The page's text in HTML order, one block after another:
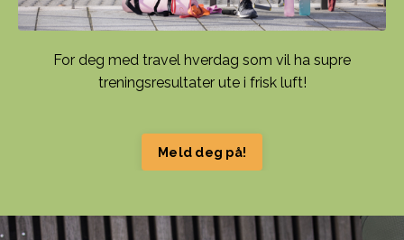
For deg med travel hverdag som vil ha supre
treningsresultater ute i frisk luft!
Meld deg på!